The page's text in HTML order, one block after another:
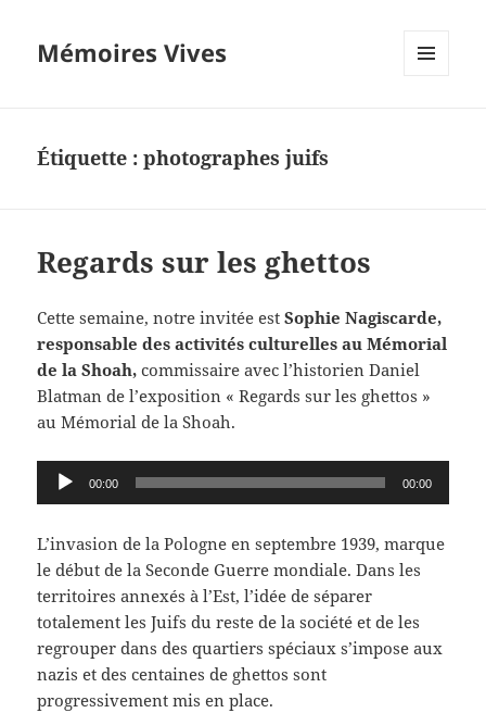
Mémoires Vives
Étiquette :photographes juifs
Regards sur les ghettos
Cette semaine, notre invitée est Sophie Nagiscarde,
responsable des activités culturelles au Mémorial
de la Shoah, commissaire avec l’historien Daniel
Blatman de l’exposition « Regards sur les ghettos »
au Mémorial de la Shoah.
Lecteur
audio
00:00 00:00
L’invasion de la Pologne en septembre 1939, marque
le début de la Seconde Guerre mondiale. Dans les
territoires annexés à l’Est, l’idée de séparer
totalement les Juifs du reste de la société et de les
regrouper dans des quartiers spéciaux s’impose aux
nazis et des centaines de ghettos sont
progressivement mis en place.